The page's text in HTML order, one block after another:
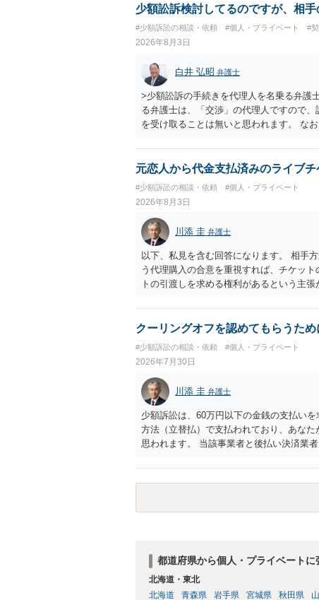
の他法令上認められる金員についても併
との取引関係や返金時期などの内部事情
ものではありません。 これ以上、本件の
手続を履行されるよう、強く求めます。 以
少額訟訴検討してるのですが、相
#少額訴訟の相談・依頼 #個人・プライベート #
2026年8月3日
白井 弘昭 弁護士
>少額訟訴の手続きを代理人を名乗る弁護
る弁護士は、「交渉」の代理人ですので
を受け取ることは無いと思われます。 な
合も）、裁判所が当該代理人弁護士に事
志が明らかになったところで、直接被告
０万円の請求で代理人弁護士に委任する
本人を示す事実（振込先などの情報）か
す。 以上、ご参考まで。
元恋人から代金支払済みのライブチ
#少額訴訟の相談・依頼 #個人・プライベート
2026年8月3日
川添 圭 弁護士
以下、私見を含む回答になります。 相手
う代理購入の合意を重視すれば、チケッ
トの引渡しを求める権利があるという主
ば、交際を終了させたことにより「一緒
チケットを引き渡すべきといえるかは微
場合、交際を解消した2人が当日隣り合わ
ころです。一方、チケットがエリア指定
し、そのチケットが入手困難であったり
当該チケットがチケット転売防止法に規
場合には、チケット引渡し以外に選択肢
は「当事者の合理的意思」がどこにある
問題なので、弁護士によっても回答は異
クーリングオフを認めてもらうた
#少額訴訟の相談・依頼 #個人・プライベート
2026年7月30日
川添 圭 弁護士
少額訴訟は、60万円以下の金銭の支払い
方法（立替払）で支払われており、あな
思われます。 当該事業者と後払い決済業
書を送り、もし訴訟や支払督促を行って
思います。弁護士会の相談センター等で
都道府県から個人・プライベートに
北海道・東北
北海道
青森県 岩手県 宮城県 秋田県